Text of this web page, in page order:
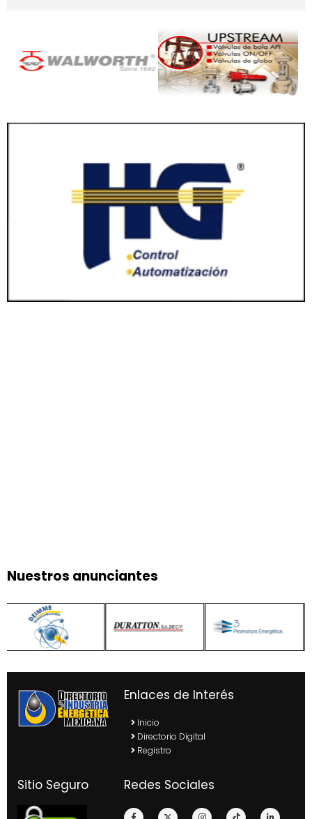
Nuestros anunciantes
Enlaces de Interés
Inicio
Directorio Digital
Registro
Sitio Seguro Redes Sociales